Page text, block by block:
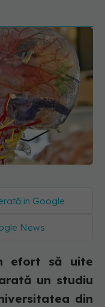
în Google
News
efort să uite
un studiu
din